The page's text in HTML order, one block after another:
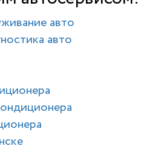
авто
авто